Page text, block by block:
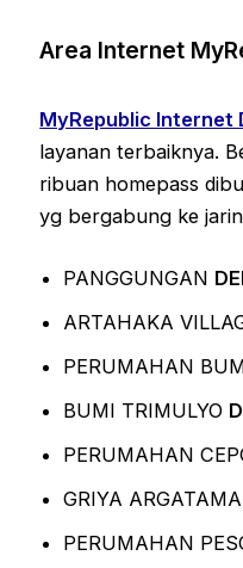
Area Internet
MyRepublic Internet
layanan terbaiknya.
ribuan homepass
yg bergabung ke
PANGGUNGAN
ARTAHAKA
PERUMAHAN
BUMI TRIMULYO
PERUMAHAN
GRIYA ARGATAMA
PERUMAHAN